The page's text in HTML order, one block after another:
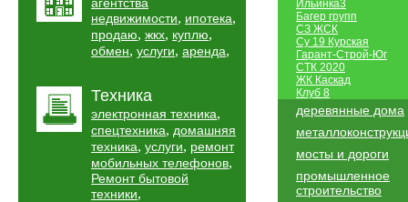
недвижимости, ипотека,
продаю, жкх, куплю,
обмен, услуги, аренда,
Техника
электронная техника,
спецтехника, домашняя
техника, услуги, ремонт
мобильных телефонов,
Ремонт бытовой
техники,
Ильинка3
Багер групп
СЗ ЖСК
Су 19 Курская
Гарант-Строй-Юг
СТК 2020
ЖК Каскад
Клуб 8
деревянные дома
мосты и дороги
промышленное
строительство